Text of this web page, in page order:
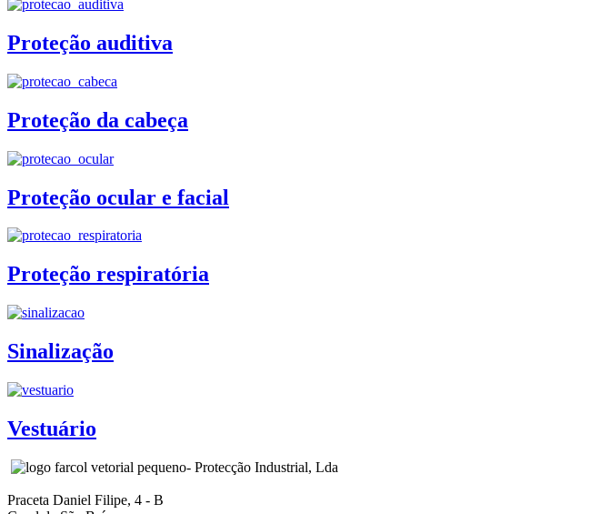
Proteção auditiva
Proteção da cabeça
Proteção ocular e facial
Proteção respiratória
Sinalização
Vestuário
- Protecção Industrial, Lda
Praceta Daniel Filipe, 4 - B